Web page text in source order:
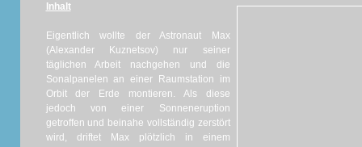
Inhalt
Eigentlich wollte der Astronaut Max
(Alexander Kuznetsov) nur seiner
täglichen Arbeit nachgehen und die
Sonalpanelen an einer Raumstation im
Orbit der Erde montieren. Als diese
jedoch von einer Sonneneruption
getroffen und beinahe vollständig zerstört
wird, driftet Max plötzlich in einem